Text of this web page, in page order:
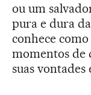
ou um
pura e dura
conhece
momentos
suas